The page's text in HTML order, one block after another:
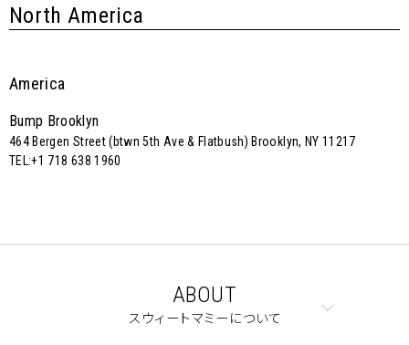
North America
America
Bump Brooklyn
464 Bergen Street (btwn 5th Ave & Flatbush) Brooklyn, NY 11217
TEL:+1 718 638 1960
ABOUT
スウィートマミーについて